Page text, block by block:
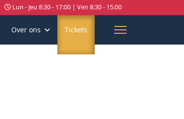
Lun - Jeu 8:30 - 17:00 | Ven 8:30 - 15:00
Over ons Tickets